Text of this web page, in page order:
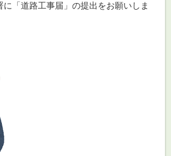
「道路工事届」の提出をお願いしま